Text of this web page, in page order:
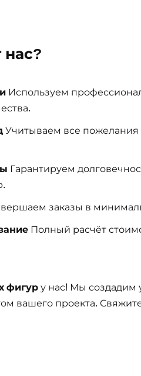
Используем
Учитываем все пожелания
Гарантируем
заказы в
Полный расчёт
фигур у нас! Мы создадим
вашего проекта.